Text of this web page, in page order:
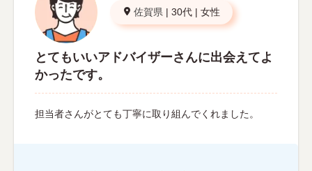
佐賀県 | 30代 | 女性
とてもいいアドバイザーさんに出会えてよ
かったです。
担当者さんがとても丁寧に取り組んでくれました。